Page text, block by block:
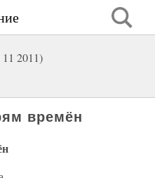
2011)
времён